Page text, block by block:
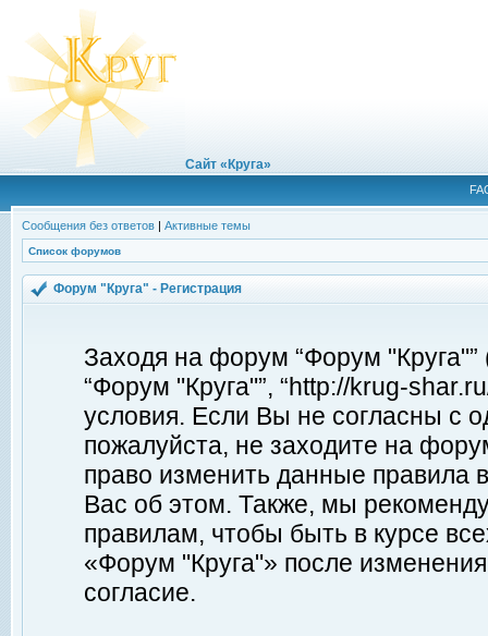
Сайт «Круга»
Сообщения без ответов | Активные темы
Список форумов
Форум "Круга" - Регистрация
Заходя на форум “Форум
“Форум "Круга"”, “http://krug-
условия. Если Вы не согласны с
пожалуйста, не заходите на
право изменить данные правила
Вас об этом. Также, мы
правилам, чтобы быть в курсе
«Форум "Круга"» после
согласие.